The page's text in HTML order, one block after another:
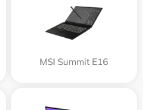
MSI Summit E16